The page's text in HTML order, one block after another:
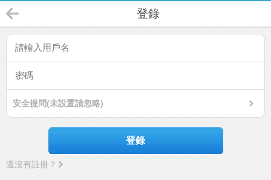
登錄
安全提問(未設置請忽略)
登錄
還沒有註冊？